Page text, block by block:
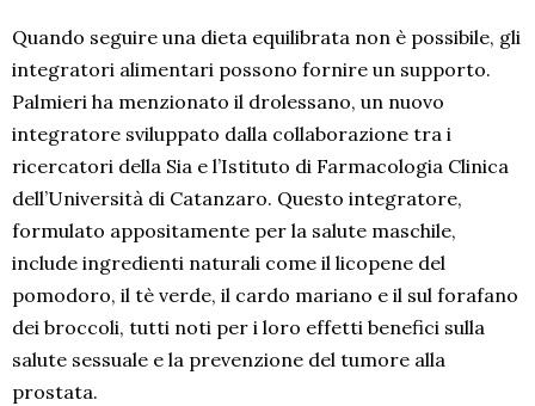
Quando seguire una dieta equilibrata non è possibile, gli
integratori alimentari possono fornire un supporto.
Palmieri ha menzionato il drolessano, un nuovo
integratore sviluppato dalla collaborazione tra i
ricercatori della Sia e l’Istituto di Farmacologia Clinica
dell’Università di Catanzaro. Questo integratore,
formulato appositamente per la salute maschile,
include ingredienti naturali come il licopene del
pomodoro, il tè verde, il cardo mariano e il sul forafano
dei broccoli, tutti noti per i loro effetti benefici sulla
salute sessuale e la prevenzione del tumore alla
prostata.